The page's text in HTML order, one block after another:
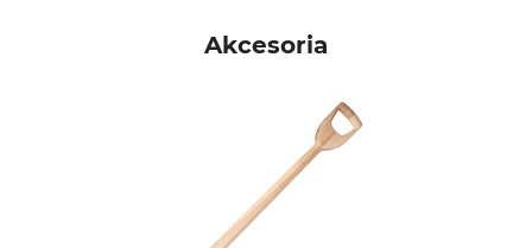
Akcesoria